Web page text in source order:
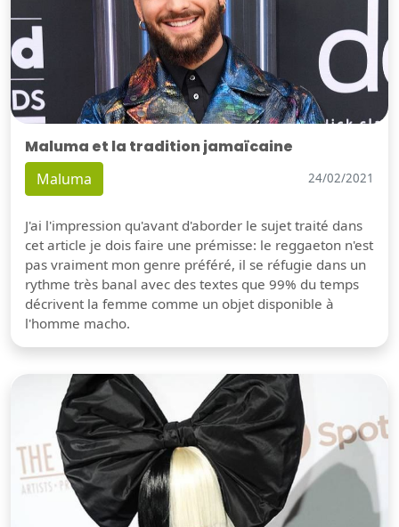
Maluma et la tradition jamaïcaine
Maluma 24/02/2021
J'ai l'impression qu'avant d'aborder le sujet traité dans
cet article je dois faire une prémisse: le reggaeton n'est
pas vraiment mon genre préféré, il se réfugie dans un
rythme très banal avec des textes que 99% du temps
décrivent la femme comme un objet disponible à
l'homme macho.